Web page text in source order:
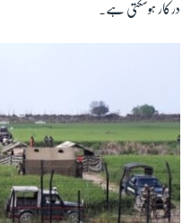
درکار ہوسکتی ہے۔